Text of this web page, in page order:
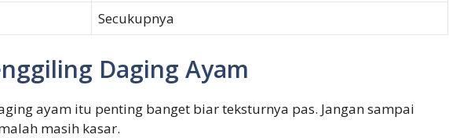
Secukupnya
Daging Ayam
ayam itu penting banget biar teksturnya pas. Jangan sampai
masih kasar.